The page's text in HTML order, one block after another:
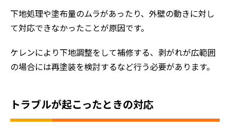
下地処理や塗布量のムラがあったり、外壁の動きに対し
て対応できなかったことが原因です。
ケレンにより下地調整をして補修する、剥がれが広範囲
の場合には再塗装を検討するなど行う必要があります。
トラブルが起こったときの対応